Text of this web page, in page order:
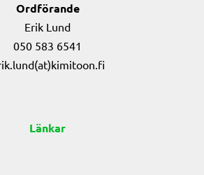
Ordförande
Erik Lund
050 583 6541
Länkar